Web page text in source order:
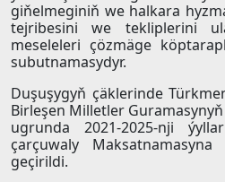
giňelmeginiň we halkara
tejribesini we tekliplerini
meseleleri çözmäge
subutnamasydyr.
Duşuşygyň çäklerinde
Birleşen Milletler
ugrunda 2021-2025-nji
çarçuwaly
geçirildi.